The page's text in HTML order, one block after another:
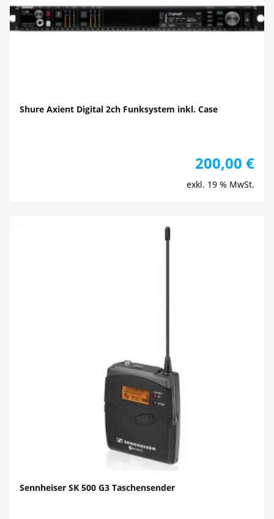
Shure Axient Digital 2ch Funksystem inkl. Case
200,00 €
exkl. 19 % MwSt.
Sennheiser SK 500 G3 Taschensender